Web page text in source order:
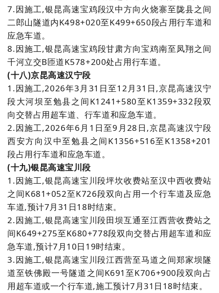
7.因施工,银昆高速宝鸡段汉中方向火烧寨至陇县之间
二郎山隧道内K498+020至K499+650段占用行车道和
应急车道。
8.因施工,银昆高速宝鸡段甘肃方向宝鸡南至凤翔之间
千河立交B匝道K578+200处占用行车道。
(十八)京昆高速汉宁段
1.因施工,2026年3月31日至12月31日,京昆高速汉宁
段大河坝至勉县之间K1241+580至K1359+332段双
向交替占用超车道、行车道和应急车道。
2.因施工,2026年6月1日至9月28日,京昆高速汉宁段
西安方向汉中至勉县之间K1356+516至K1358+201
段占用行车道和应急车道。
(十九)银昆高速宝川段
1.因施工,银昆高速宝川段坪坎收费站至汉中西收费站
之间K681+052至K726段双向占用一个行车道及应急
车道,预计7月31日18时结束。
2.因施工,银昆高速宝川段田坝互通至江西营收费站之
间K649+275至K680+778段双向交替占用超车道和应
急车道,预计7月10日19时结束。
3.因施工,银昆高速宝川段江西营至马道之间郑家坝隧
道至铁佛殿一号隧道之间K691至K706+900段双向占
用超车道或一个行车道,施工预计7月31日18时结束。